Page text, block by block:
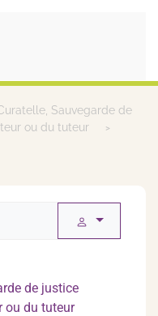
Sauvegarde de
ou du tuteur
de justice
ou du tuteur